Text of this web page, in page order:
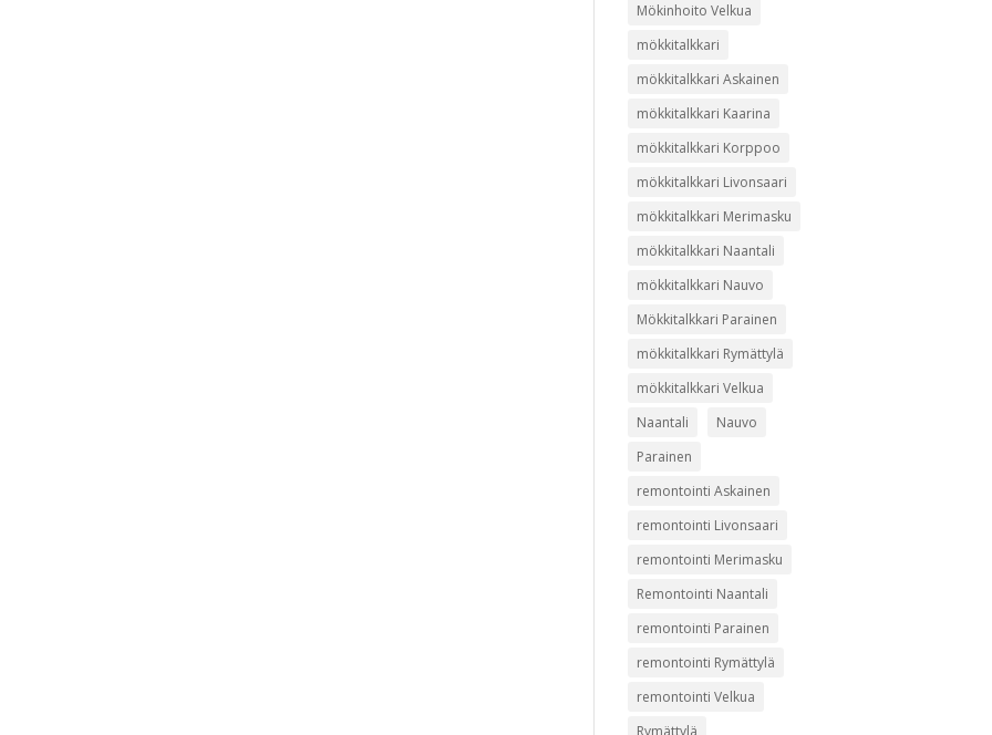
Mökinhoito Velkua
mökkitalkkari
mökkitalkkari Askainen
mökkitalkkari Kaarina
mökkitalkkari Korppoo
mökkitalkkari Livonsaari
mökkitalkkari Merimasku
mökkitalkkari Naantali
mökkitalkkari Nauvo
Mökkitalkkari Parainen
mökkitalkkari Rymättylä
mökkitalkkari Velkua
Naantali
Nauvo
Parainen
remontointi Askainen
remontointi Livonsaari
remontointi Merimasku
Remontointi Naantali
remontointi Parainen
remontointi Rymättylä
remontointi Velkua
Rymättylä